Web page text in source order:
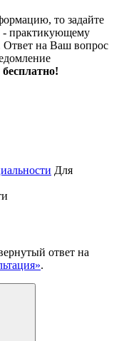
то задайте
- практикующему
на Ваш вопрос
Для
ответ на
.